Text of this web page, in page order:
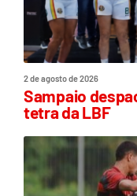
2 de agosto de 2026
Sampaio
tetra da LBF